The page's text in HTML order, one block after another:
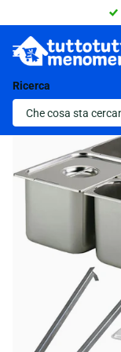
Ricerca
Indietro
Ultima scorta!